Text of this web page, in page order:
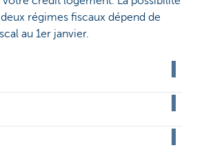
régimes fiscaux dépend de
au 1er janvier.